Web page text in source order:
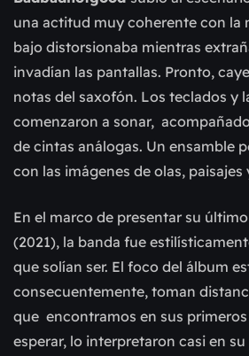
una actitud muy coherente con la
bajo distorsionaba mientras
invadían las pantallas. Pronto,
notas del saxofón. Los teclados y
comenzaron a sonar,
de cintas análogas. Un ensamble
con las imágenes de olas, paisajes
En el marco de presentar su último
(2021), la banda fue
que solían ser. El foco del álbum
consecuentemente, toman
que encontramos en sus
esperar, lo interpretaron casi en